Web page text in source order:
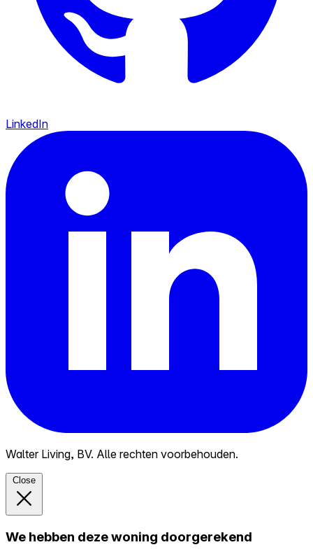
LinkedIn
Walter Living, BV. Alle rechten voorbehouden.
Close
We hebben deze woning doorgerekend